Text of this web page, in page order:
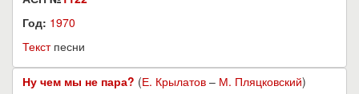
Год: 1970
Текстпесни
Ну чем мы не пара? (Е. Крылатов – М. Пляцковский)